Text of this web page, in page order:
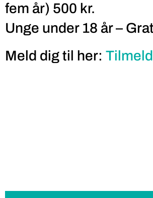
fem år) 500 kr.
Unge under 18 år –
Meld dig til her: